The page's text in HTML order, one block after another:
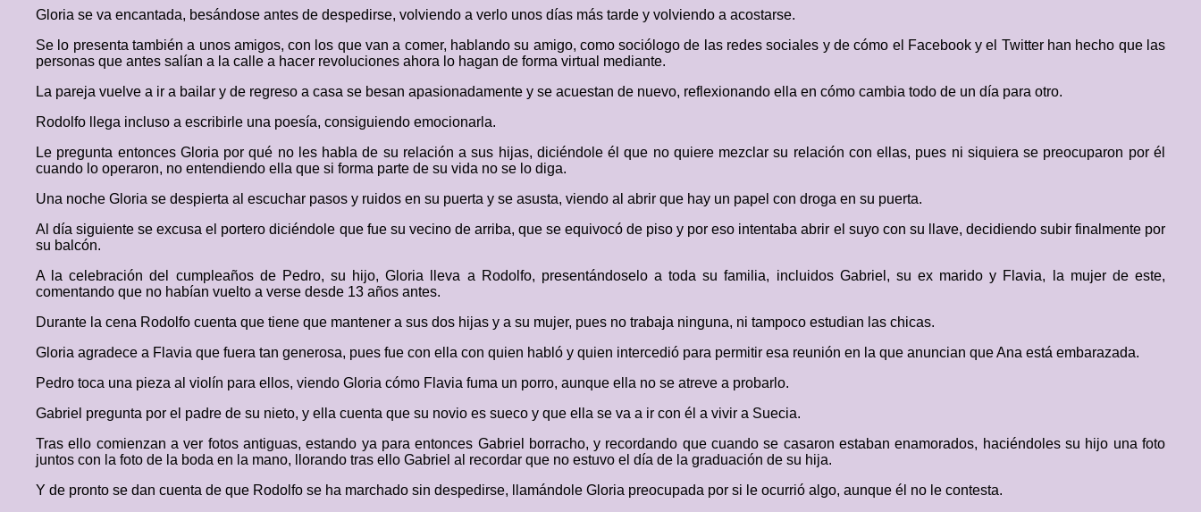
Gloria se va encantada, besándose antes de despedirse, volviendo a verlo unos días más tarde y volviendo a acostarse.
Se lo presenta también a unos amigos, con los que van a comer, hablando su amigo, como sociólogo de las redes sociales y de cómo el Facebook y el Twitter han hecho que las
personas que antes salían a la calle a hacer revoluciones ahora lo hagan de forma virtual mediante.
La pareja vuelve a ir a bailar y de regreso a casa se besan apasionadamente y se acuestan de nuevo, reflexionando ella en cómo cambia todo de un día para otro.
Rodolfo llega incluso a escribirle una poesía, consiguiendo emocionarla.
Le pregunta entonces Gloria por qué no les habla de su relación a sus hijas, diciéndole él que no quiere mezclar su relación con ellas, pues ni siquiera se preocuparon por él
cuando lo operaron, no entendiendo ella que si forma parte de su vida no se lo diga.
Una noche Gloria se despierta al escuchar pasos y ruidos en su puerta y se asusta, viendo al abrir que hay un papel con droga en su puerta.
Al día siguiente se excusa el portero diciéndole que fue su vecino de arriba, que se equivocó de piso y por eso intentaba abrir el suyo con su llave, decidiendo subir finalmente por
su balcón.
A la celebración del cumpleaños de Pedro, su hijo, Gloria lleva a Rodolfo, presentándoselo a toda su familia, incluidos Gabriel, su ex marido y Flavia, la mujer de este,
comentando que no habían vuelto a verse desde 13 años antes.
Durante la cena Rodolfo cuenta que tiene que mantener a sus dos hijas y a su mujer, pues no trabaja ninguna, ni tampoco estudian las chicas.
Gloria agradece a Flavia que fuera tan generosa, pues fue con ella con quien habló y quien intercedió para permitir esa reunión en la que anuncian que Ana está embarazada.
Pedro toca una pieza al violín para ellos, viendo Gloria cómo Flavia fuma un porro, aunque ella no se atreve a probarlo.
Gabriel pregunta por el padre de su nieto, y ella cuenta que su novio es sueco y que ella se va a ir con él a vivir a Suecia.
Tras ello comienzan a ver fotos antiguas, estando ya para entonces Gabriel borracho, y recordando que cuando se casaron estaban enamorados, haciéndoles su hijo una foto
juntos con la foto de la boda en la mano, llorando tras ello Gabriel al recordar que no estuvo el día de la graduación de su hija.
Y de pronto se dan cuenta de que Rodolfo se ha marchado sin despedirse, llamándole Gloria preocupada por si le ocurrió algo, aunque él no le contesta.